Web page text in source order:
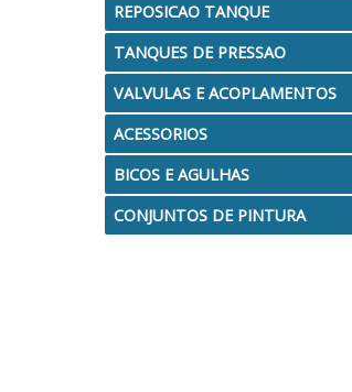
REPOSICAO TANQUE
TANQUES DE PRESSAO
VALVULAS E ACOPLAMENTOS
ACESSORIOS
BICOS E AGULHAS
CONJUNTOS DE PINTURA